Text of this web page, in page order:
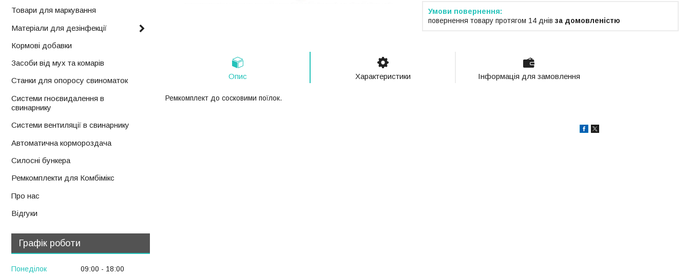
повернення товару протягом 14 днів за домовленістю
Опис Характеристики Інформація для замовлення
Ремкомплект до сосковими поїлок.
Товари для маркування
Матеріали для дезінфекції
Кормові добавки
Засоби від мух та комарів
Станки для опоросу свиноматок
Системи гноєвидалення в
свинарнику
Системи вентиляції в свинарнику
Автоматична кормороздача
Силосні бункера
Ремкомплекти для Комбімікс
Про нас
Відгуки
Графік роботи
Понеділок 09:00
18:00